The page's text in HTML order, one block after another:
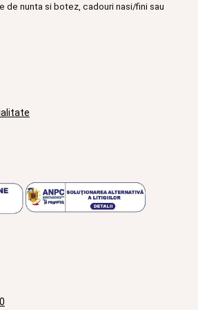
de nunta si botez, cadouri nasi/fini sau